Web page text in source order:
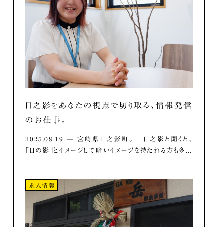
日之影をあなたの視点で切り取る、情報発信
のお仕事。
2025.08.19 ― 宮崎県日之影町。 日之影と聞くと、
「日の影」とイメージして暗いイメージを持たれる方も多...
求人情報